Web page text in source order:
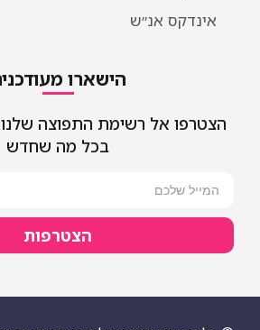
אנ״ש
הישארו מעודכנים
אל רשימת התפוצה שלנו ותקבלו
בכל מה שחדש